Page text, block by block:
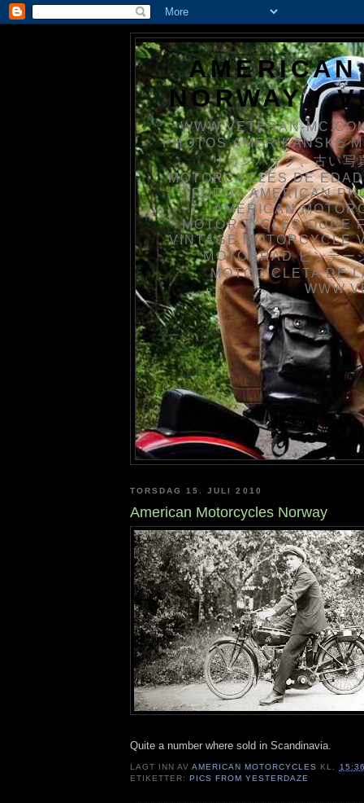
NORWAY /
WWW.VETERAN-
PHOTOS AMERIKANSKE
リカンバイク、古い
MOTORCYCLES DE
FOTOS AMERICAN
AMERICAN
MOTORCYCLES OUDE
VINTAGE MOTORCYCLE
MOTORRAD ビンテ
MOTOCICLETA DE
TORSDAG 15. JULI 2010
American Motorcycles Norway
Quite a number where sold in Scandinavia.
LAGT INN AVAMERICAN MOTORCYCLES KL.
ETIKETTER: PICS FROM YESTERDAZE